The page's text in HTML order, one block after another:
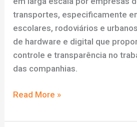
transportes, especificamente
escolares, rodoviários e
de hardware e digital que
controle e transparência no
das companhias.
DVR
e
Read More »